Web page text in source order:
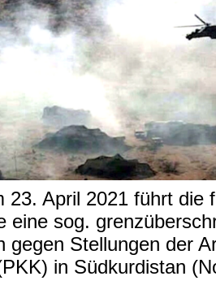
23. April 2021 führt die
eine sog.
gegen Stellungen der
in Südkurdistan